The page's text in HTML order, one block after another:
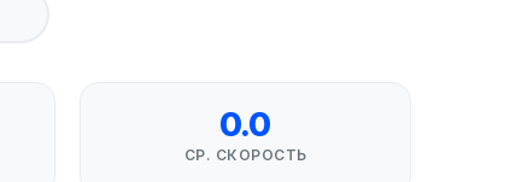
0.0
СР. СКОРОСТЬ